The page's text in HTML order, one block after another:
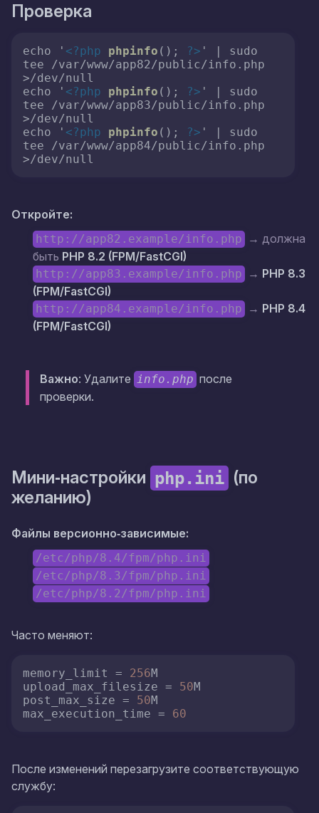
Проверка
echo ' <?php phpinfo (); ?> ' | sudo
tee /var/www/app82/public/info.php
>/dev/null
echo ' <?php phpinfo (); ?> ' | sudo
tee /var/www/app83/public/info.php
>/dev/null
echo ' <?php phpinfo (); ?> ' | sudo
tee /var/www/app84/public/info.php
Откройте:
http://app82.example/info.php
→ должна
быть PHP 8.2 (FPM/FastCGI)
http://app83.example/info.php → PHP 8.3
(FPM/FastCGI)
http://app84.example/info.php → PHP 8.4
(FPM/FastCGI)
Важно: Удалите info.php после
проверки.
Мини‑настройки php.ini (по
желанию)
Файлы версионно‑зависимые:
/etc/php/8.4/fpm/php.ini
/etc/php/8.3/fpm/php.ini
/etc/php/8.2/fpm/php.ini
Часто меняют:
memory_limit = 256
upload_max_filesize = 50
post_max_size = 50
max_execution_time = 60
После изменений перезагрузите соответствующую
службу: